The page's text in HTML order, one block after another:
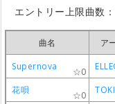
高嶺の花子さん
0
オドループ
フレ
高嶺の花子さん
0
オドループ
フレ
高嶺の花子さん
0
オドループ
フレ
高嶺の花子さん
0
オドループ
フレ
エントリー上限曲数
曲名 ア
Supernova
0
花唄
0
曲名 ア
Supernova
0
花唄
0
曲名 ア
Supernova
0
花唄
0
曲名 ア
Supernova
0
花唄
0